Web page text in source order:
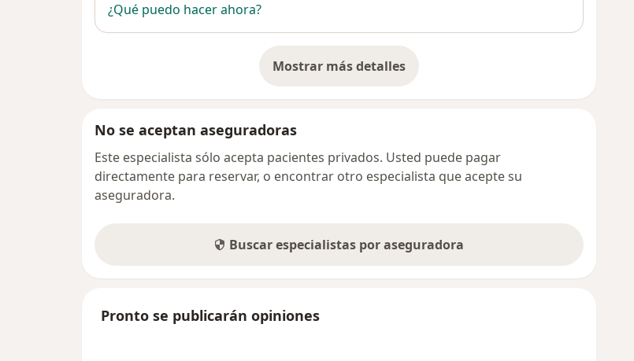
¿Qué puedo hacer ahora?
Mostrar más detalles
sobre la dirección
No se aceptan aseguradoras
Este especialista sólo acepta pacientes privados. Usted puede pagar
directamente para reservar, o encontrar otro especialista que acepte su
aseguradora.
Buscar especialistas por aseguradora
Pronto se publicarán opiniones